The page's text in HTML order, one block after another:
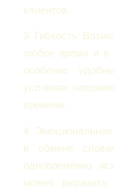
клиентов.
3. Гибкость:
любое время и в
особенно
условиях
времени.
4.
в обмене
одновременно
можно